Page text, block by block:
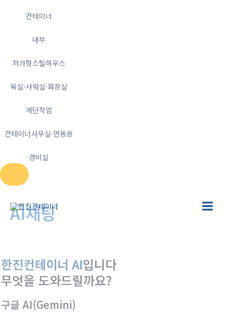
컨테이너
내부
저가형스틸하우스
욕실·샤워실·화장실
계단작업
컨테이너사무실·연동용
경비실
뛰
기
Main
AI채팅
한진컨테이너 AI입니다
무엇을 도와드릴까요?
구글 AI(Gemini)